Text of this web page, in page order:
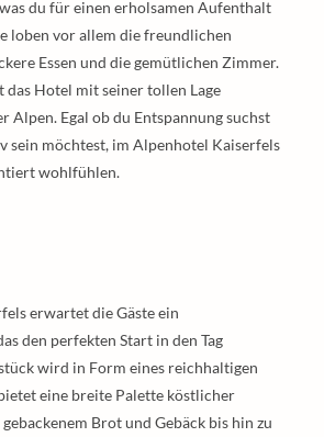
du für einen erholsamen Aufenthalt
loben vor allem die freundlichen
Essen und die gemütlichen Zimmer.
Hotel mit seiner tollen Lage
Alpen. Egal ob du Entspannung suchst
sein möchtest, im Alpenhotel Kaiserfels
wohlfühlen.
erwartet die Gäste ein
den perfekten Start in den Tag
wird in Form eines reichhaltigen
eine breite Palette köstlicher
Brot und Gebäck bis hin zu